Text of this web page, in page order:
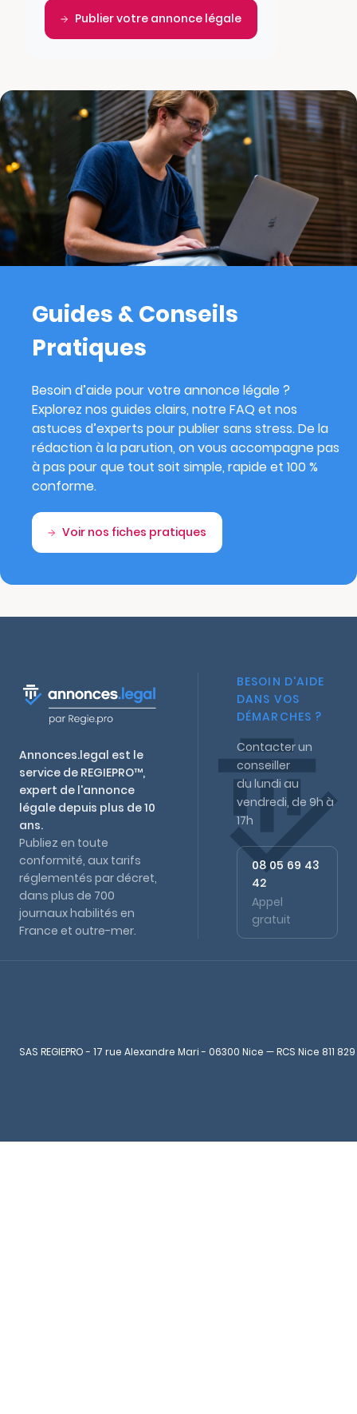
Publier votre annonce légale
Guides & Conseils
Pratiques
Besoin d’aide pour votre annonce légale ?
Explorez nos guides clairs, notre FAQ et nos
astuces d’experts pour publier sans stress. De la
rédaction à la parution, on vous accompagne pas
à pas pour que tout soit simple, rapide et 100 %
conforme.
Voir nos fiches pratiques
Annonces.legal est le
service de REGIEPRO™,
expert de l'annonce
légale depuis plus de 10
ans.
Publiez en toute
conformité, aux tarifs
réglementés par décret,
dans plus de 700
journaux habilités en
France et outre-mer.
BESOIN D'AIDE
DANS VOS
DÉMARCHES ?
Contacter un
conseiller
du lundi au
vendredi, de 9h à
17h
08 05 69 43
42
Appel
gratuit
SAS REGIEPRO - 17 rue Alexandre Mari - 06300 Nice — RCS Nice 811